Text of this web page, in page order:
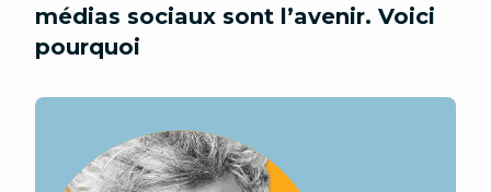
médias sociaux sont l’avenir. Voici
pourquoi